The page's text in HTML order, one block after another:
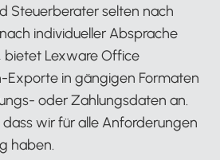
Steuerberater selten nach
individueller Absprache
Lexware Office
Exporte in gängigen Formaten
oder Zahlungsdaten an.
dass wir für alle Anforderungen
haben.